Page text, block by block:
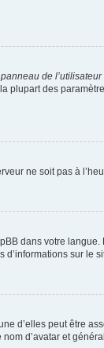
panneau de l’utilisateur
des
ne soit pas à
dans votre
d’informations sur le
d’elles peut être
d’avatar et